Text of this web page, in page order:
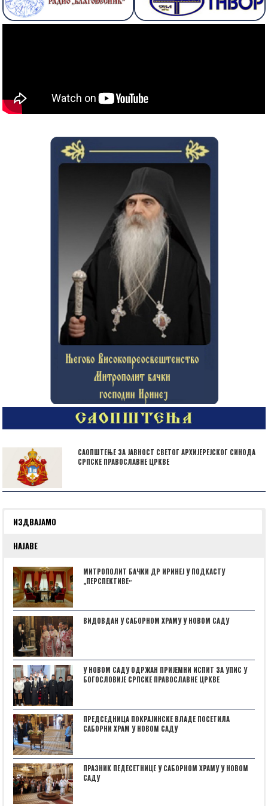
САОПШТЕЊЕ ЗА ЈАВНОСТ СВЕТОГ АРХИЈЕРЕЈСКОГ СИНОДА
СРПСКЕ ПРАВОСЛАВНЕ ЦРКВЕ
ИЗДВАЈАМО
НАЈАВЕ
МИТРОПОЛИТ БАЧКИ ДР ИРИНЕЈ У ПОДКАСТУ
„ПЕРСПЕКТИВЕˮ
ВИДОВДАН У САБОРНОМ ХРАМУ У НОВОМ САДУ
У НОВОМ САДУ ОДРЖАН ПРИЈЕМНИ ИСПИТ ЗА УПИС У
БОГОСЛОВИЈЕ СРПСКЕ ПРАВОСЛАВНЕ ЦРКВЕ
ПРЕДСЕДНИЦА ПОКРАЈИНСКЕ ВЛАДЕ ПОСЕТИЛА
САБОРНИ ХРАМ У НОВОМ САДУ
ПРАЗНИК ПЕДЕСЕТНИЦЕ У САБОРНОМ ХРАМУ У НОВОМ
САДУ